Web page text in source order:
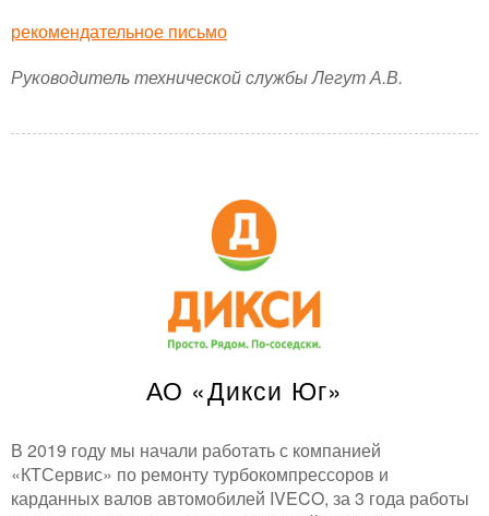
рекомендательное письмо
Руководитель технической службы Легут А.В.
АО «Дикси Юг»
В 2019 году мы начали работать с компанией
«КТСервис» по ремонту турбокомпрессоров и
карданных валов автомобилей IVECO, за 3 года работы